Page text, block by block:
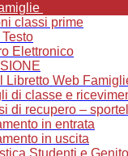
classi prime
Elettronico
Libretto Web
di classe e
di recupero –
in entrata
in uscita